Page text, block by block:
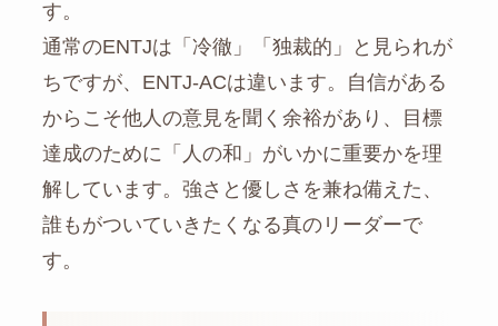
す。
通常のENTJは「冷徹」「独裁的」と見られが
ちですが、ENTJ-ACは違います。自信がある
からこそ他人の意見を聞く余裕があり、目標
達成のために「人の和」がいかに重要かを理
解しています。強さと優しさを兼ね備えた、
誰もがついていきたくなる真のリーダーで
す。